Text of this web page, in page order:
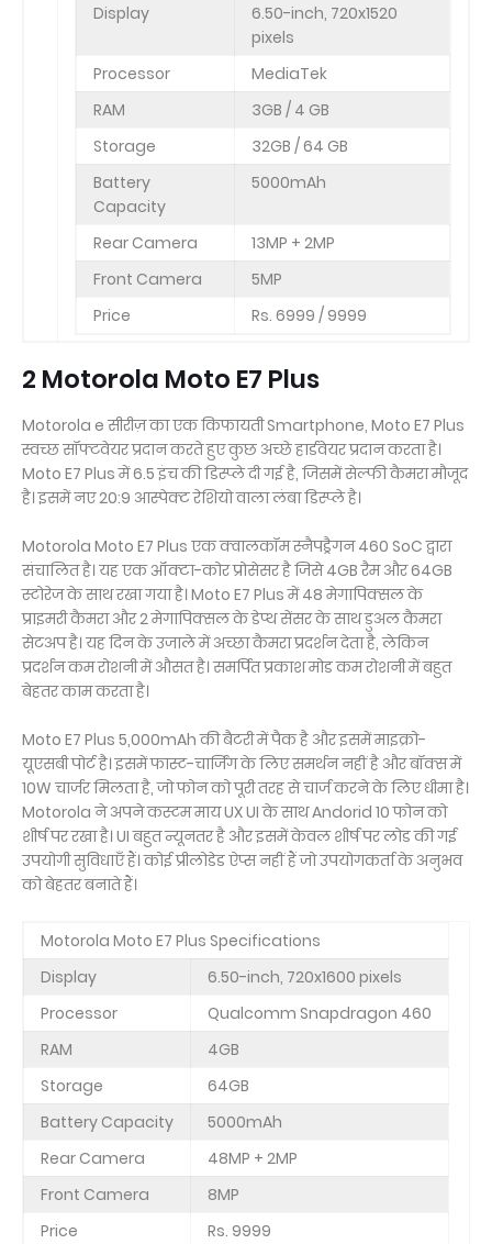
Display
6.50-inch, 720x1520
pixels
Processor
MediaTek
RAM
3GB / 4 GB
Storage
32GB / 64 GB
Battery
Capacity
5000mAh
Rear Camera
13MP + 2MP
Front Camera
5MP
Price
Rs. 6999 / 9999
2 Motorola Moto E7 Plus
Motorola e सीरीज़ का एक किफायती Smartphone, Moto E7 Plus
स्वच्छ सॉफ्टवेयर प्रदान करते हुए कुछ अच्छे हार्डवेयर प्रदान करता है।
Moto E7 Plus में 6.5 इंच की डिस्प्ले दी गई है, जिसमें सेल्फी कैमरा मौजूद
है। इसमें नए 20:9 आस्पेक्ट रेशियो वाला लंबा डिस्प्ले है।
Motorola Moto E7 Plus एक क्वालकॉम स्नैपड्रैगन 460 SoC द्वारा
संचालित है। यह एक ऑक्टा-कोर प्रोसेसर है जिसे 4GB रैम और 64GB
स्टोरेज के साथ रखा गया है। Moto E7 Plus में 48 मेगापिक्सल के
प्राइमरी कैमरा और 2 मेगापिक्सल के डेप्थ सेंसर के साथ डुअल कैमरा
सेटअप है। यह दिन के उजाले में अच्छा कैमरा प्रदर्शन देता है, लेकिन
प्रदर्शन कम रोशनी में औसत है। समर्पित प्रकाश मोड कम रोशनी में बहुत
बेहतर काम करता है।
Moto E7 Plus 5,000mAh की बैटरी में पैक है और इसमें माइक्रो-
यूएसबी पोर्ट है। इसमें फास्ट-चार्जिंग के लिए समर्थन नहीं है और बॉक्स में
10W चार्जर मिलता है, जो फोन को पूरी तरह से चार्ज करने के लिए धीमा है।
Motorola ने अपने कस्टम माय UX UI के साथ Andorid 10 फोन को
शीर्ष पर रखा है। UI बहुत न्यूनतर है और इसमें केवल शीर्ष पर लोड की गई
उपयोगी सुविधाएँ हैं। कोई प्रीलोडेड ऐप्स नहीं हैं जो उपयोगकर्ता के अनुभव
को बेहतर बनाते हैं।
Motorola Moto E7 Plus Specifications
Display
6.50-inch, 720x1600 pixels
Processor
Qualcomm Snapdragon 460
RAM
4GB
Storage
64GB
Battery Capacity
5000mAh
Rear Camera
48MP + 2MP
Front Camera
8MP
Price
Rs. 9999